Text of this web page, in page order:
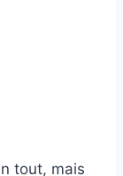
tout, mais